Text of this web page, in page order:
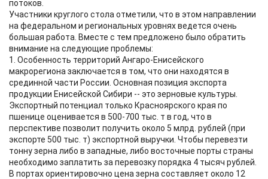
потоков.
Участники круглого стола отметили, что в этом направлении
на федеральном и региональных уровнях ведется очень
большая работа. Вместе с тем предложено было обратить
внимание на следующие проблемы:
1. Особенность территорий Ангаро-Енисейского
макрорегиона заключается в том, что они находятся в
срединной части России. Основная позиция экспорта
продукции Енисейской Сибири -- это зерновые культуры.
Экспортный потенциал только Красноярского края по
пшенице оценивается в 500-700 тыс. т в год, что в
перспективе позволит получить около 5 млрд. рублей (при
экспорте 500 тыс. т) экспортной выручки. Чтобы перевезти
тонну зерна либо в западные, либо восточные порты страны
необходимо заплатить за перевозку порядка 4 тысяч рублей.
В портах ориентировочно цена зерна составляет около 12